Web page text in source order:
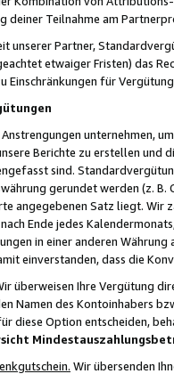
deiner Teilnahme am
unserer Partner,
etwaiger Fristen) das
Einschränkungen für
unternehmen,
Berichte zu erstellen und
sind.
gerundet werden (z.
angegebenen Satz liegt.
Ende jedes
in einer anderen
einverstanden, dass die
überweisen Ihre Vergütung
Namen des Kontoinhabers
diese Option entscheiden,
Wir übersenden